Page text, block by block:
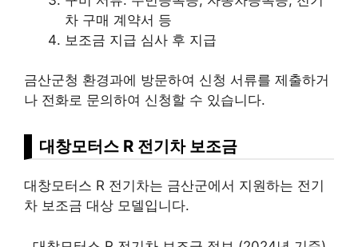
차 구매 계약서 등
보조금 지급 심사 후 지급
금산군청 환경과에 방문하여 신청 서류를 제출하거
나 전화로 문의하여 신청할 수 있습니다.
대창모터스 R 전기차 보조금
대창모터스 R 전기차는 금산군에서 지원하는 전기
차 보조금 대상 모델입니다.